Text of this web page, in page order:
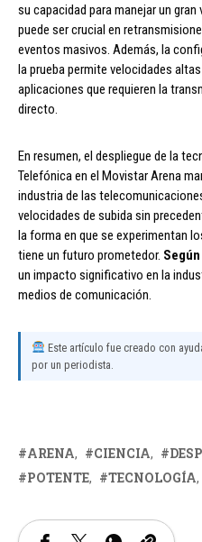
su capacidad para manejar un
puede ser crucial en
eventos masivos. Además, la
la prueba permite velocidades
aplicaciones que requieren la
directo.
En resumen, el despliegue de la
Telefónica en el Movistar Arena
industria de las
velocidades de subida sin
la forma en que se experimentan
tiene un futuro prometedor.
un impacto significativo en la
medios de comunicación.
Este artículo fue creado con
por un periodista.
ARENA CIENCIA
POTENTE
TECNOLOGÍA